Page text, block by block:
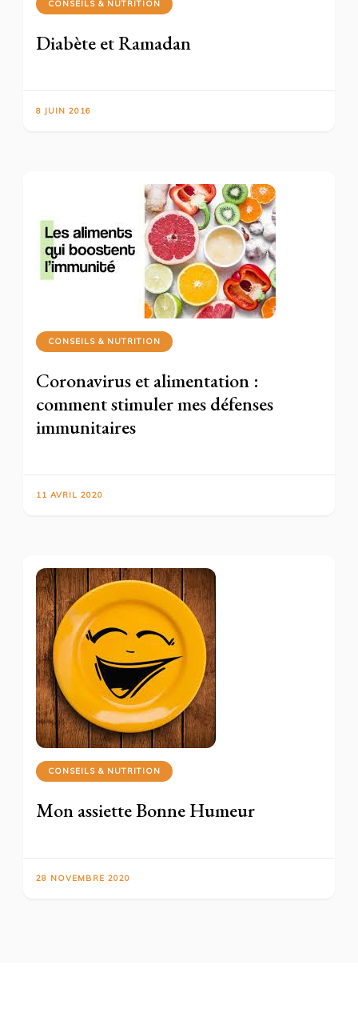
CONSEILS & NUTRITION
Diabète et Ramadan
8 JUIN 2016
CONSEILS & NUTRITION
Coronavirus et alimentation :
comment stimuler mes défenses
immunitaires
11 AVRIL 2020
CONSEILS & NUTRITION
Mon assiette Bonne Humeur
28 NOVEMBRE 2020